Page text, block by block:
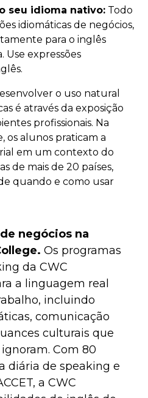
seu idioma nativo: Todo
idiomáticas de negócios,
para o inglês
Use expressões
o uso natural
é através da exposição
profissionais. Na
os alunos praticam a
em um contexto do
de mais de 20 países,
quando e como usar
negócios na
Os programas
da CWC
a linguagem real
incluindo
comunicação
culturais que
Com 80
diária de speaking e
a CWC